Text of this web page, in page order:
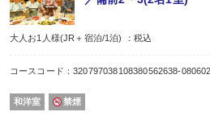
【時間】 5:30〜24:00
●【貸切露天風呂】
目の前に広がる景色を眺める、大切な人との
■お子様も楽しめる観光スポットご紹介！■
・鳥取二十世紀梨記念館(車で20分)
・潮風の丘とまり(車で15分)
大人お1人様(JR＋宿泊/1泊) ：税込
コースコード：320797038108380562638-
和洋室 禁煙